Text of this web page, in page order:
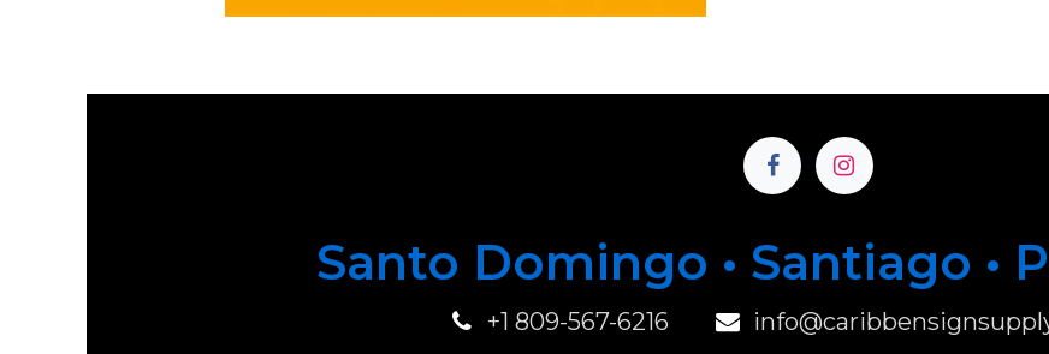
Santo Domingo • Santiago • P
+1 809-567-6216